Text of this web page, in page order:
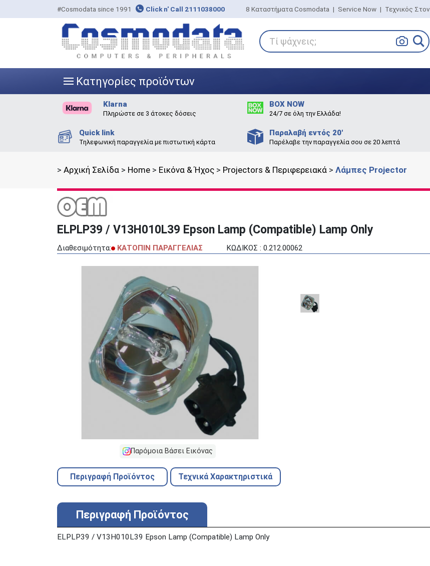
#Cosmodata since 1991 Click n' Call 2111038000 8 Καταστήματα Cosmodata | Service Now | Τεχνικός
Τί ψάχνεις;
||| Κατηγορίες προϊόντων
Klarna
Πληρώστε σε 3 άτοκες δόσεις
BOX NOW
24/7 σε όλη την Ελλάδα!
Quick link
Τηλεφωνική παραγγελία με πιστωτική κάρτα
Παραλαβή εντός 20'
Παρέλαβε την παραγγελία σου σε 20 λεπτά
> Αρχική Σελίδα > Home > Εικόνα & Ήχος > Projectors & Περιφερειακά > Λάμπες Projector
ELPLP39 / V13H010L39 Epson Lamp (Compatible) Lamp Only
Διαθεσιμότητα: ΚΑΤΟΠΙΝ ΠΑΡΑΓΓΕΛΙΑΣ ΚΩΔΙΚΟΣ : 0.212.00062
Παρόμοια Βάσει Εικόνας
Περιγραφή Προϊόντος Τεχνικά Χαρακτηριστικά
Περιγραφή Προϊόντος
ELPLP39 / V13H010L39 Epson Lamp (Compatible) Lamp Only